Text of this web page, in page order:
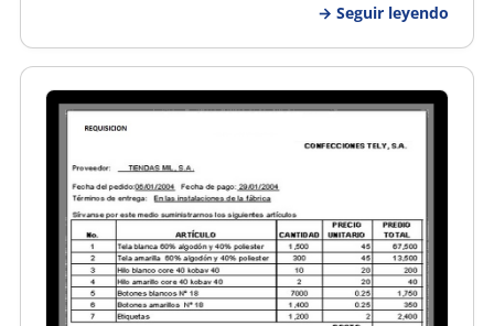
del puesto bien diseñado, lo que permitirá evaluar a
un postulante luego de u…
Seguir leyendo